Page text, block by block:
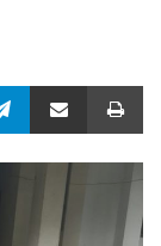
TelegramShare via Email